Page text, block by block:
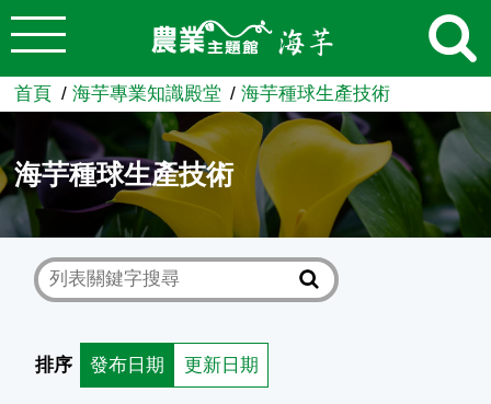
跳到主要內容
農業知識入口網
首頁 海芋專業知識殿堂 海芋種球生產技術
海芋種球生產技術
排序 發布日期 更新日期